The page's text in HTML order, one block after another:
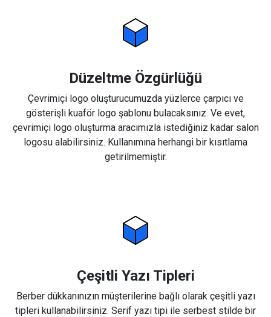
Düzeltme Özgürlüğü
Çevrimiçi logo oluşturucumuzda yüzlerce çarpıcı ve
gösterişli kuaför logo şablonu bulacaksınız. Ve evet,
çevrimiçi logo oluşturma aracımızla istediğiniz kadar salon
logosu alabilirsiniz. Kullanımına herhangi bir kısıtlama
getirilmemiştir.
Çeşitli Yazı Tipleri
Berber dükkanınızın müşterilerine bağlı olarak çeşitli yazı
tipleri kullanabilirsiniz. Serif yazı tipi ile serbest stilde bir